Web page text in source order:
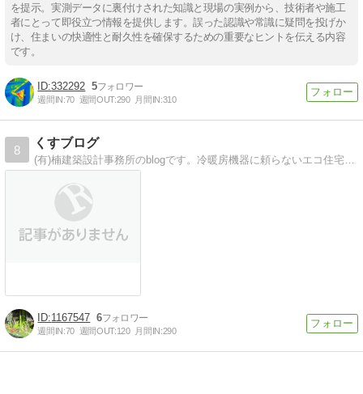
を提示。実測データに裏付けされた知識と現場の実例から、技術者や施工
者にとって即役立つ情報を提供します。誤った認識や常識に疑問を投げか
け、住まいの快適性と耐久性を確保するための重要なヒントを伝える内容
です。
332292 5
週間IN:70 週間OUT:290 月間IN:310
8
くすブログ
1167547 6
週間IN:70 週間OUT:120 月間IN:290